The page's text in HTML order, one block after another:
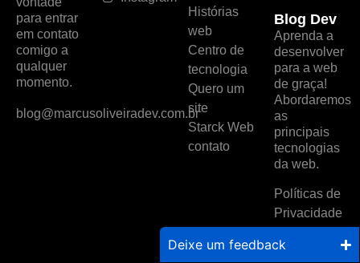
para entrar
em contato
comigo a
qualquer
momento.
blog@marcusoliveiradev.com.br
Histórias
web
Centro de
tecnologia
Quero um
site
Starck Web
contato
Blog Dev
Aprenda a
desenvolver
para a web
de graça!
Abordaremos
as
principais
tecnologias
da web.
Políticas de
Privacidade
Deixe um feedback